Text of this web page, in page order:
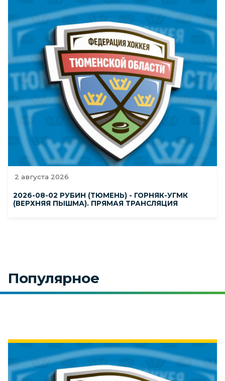
2 августа 2026
2026-08-02 РУБИН (ТЮМЕНЬ) - ГОРНЯК-УГМК
(ВЕРХНЯЯ ПЫШМА). ПРЯМАЯ ТРАНСЛЯЦИЯ
Популярное